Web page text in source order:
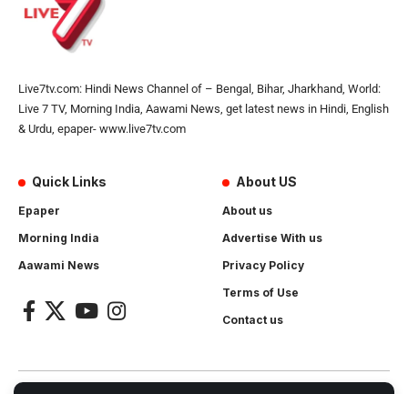
Live7tv.com: Hindi News Channel of – Bengal, Bihar, Jharkhand, World:
Live 7 TV, Morning India, Aawami News, get latest news in Hindi, English
& Urdu, epaper- www.live7tv.com
Quick Links
Epaper
Morning India
Aawami News
About US
About us
Advertise With us
Privacy Policy
Terms of Use
Contact us